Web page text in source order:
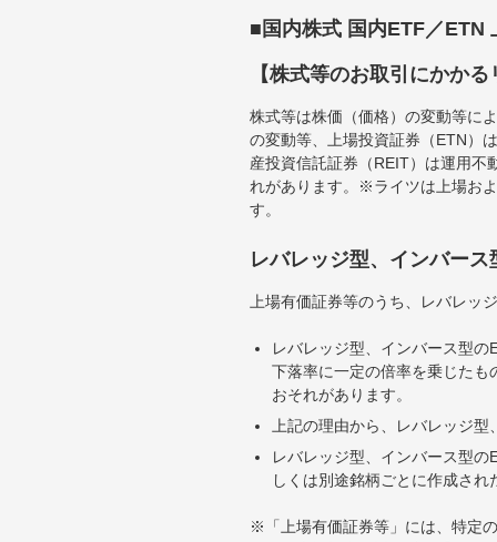
■国内株式 国内ETF／ETN
【株式等のお取引にかか
株式等は株価（価格）の変動等に
の変動等、上場投資証券（ETN）
産投資信託証券（REIT）は運用不
れがあります。※ライツは上場お
す。
レバレッジ型、インバー
上場有価証券等のうち、レバレ
レバレッジ型、インバース型
下落率に一定の倍率を乗じた
おそれがあります。
上記の理由から、レバレッジ
レバレッジ型、インバース型
しくは別途銘柄ごとに作成さ
※「上場有価証券等」には、特定